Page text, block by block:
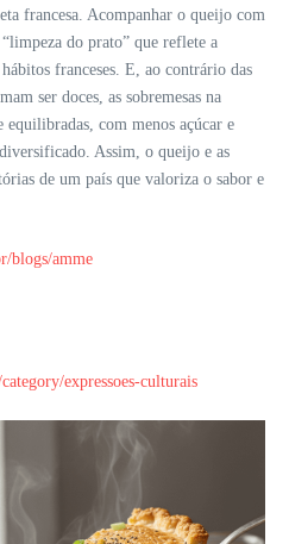
francesa. Acompanhar o queijo com
do prato” que reflete a
franceses. E, ao contrário das
ser doces, as sobremesas na
equilibradas, com menos açúcar e
Assim, o queijo e as
de um país que valoriza o sabor e
blogs/amme
expressoes-culturais